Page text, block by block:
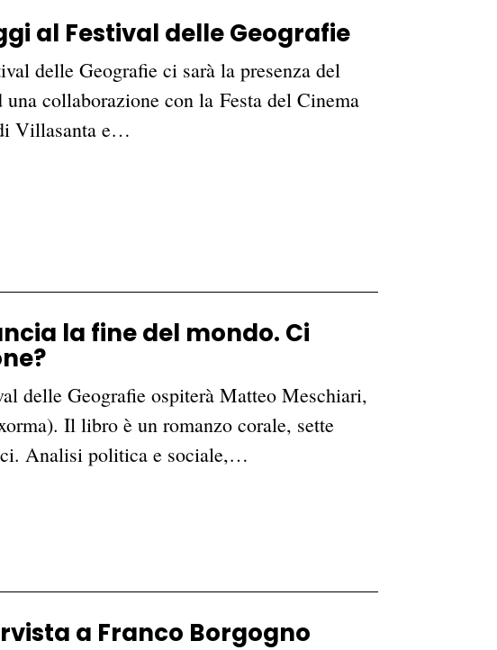
al Festival delle Geografie
delle Geografie ci sarà la presenza del
collaborazione con la Festa del Cinema
Villasanta e…
la fine del mondo. Ci
delle Geografie ospiterà Matteo Meschiari,
Il libro è un romanzo corale, sette
Analisi politica e sociale,…
a Franco Borgogno